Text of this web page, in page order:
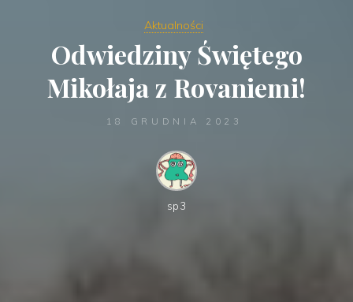
Aktualności
Odwiedziny Świętego
Mikołaja z Rovaniemi!
18 GRUDNIA 2023
sp3